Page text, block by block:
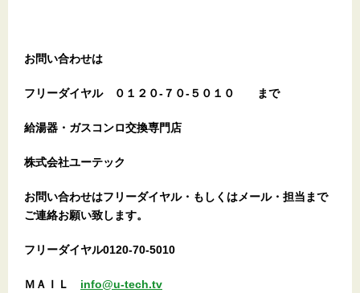
お問い合わせは
フリーダイヤル ０１２０-７０-５０１０ まで
給湯器・ガスコンロ交換専門店
株式会社ユーテック
お問い合わせはフリーダイヤル・もしくはメール・担当まで
ご連絡お願い致します。
フリーダイヤル0120-70-5010
ＭＡＩＬ info@u-tech.tv